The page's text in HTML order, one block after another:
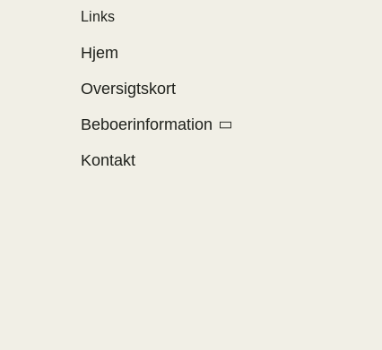
Links
Hjem
Oversigtskort
Beboerinformation
Kontakt